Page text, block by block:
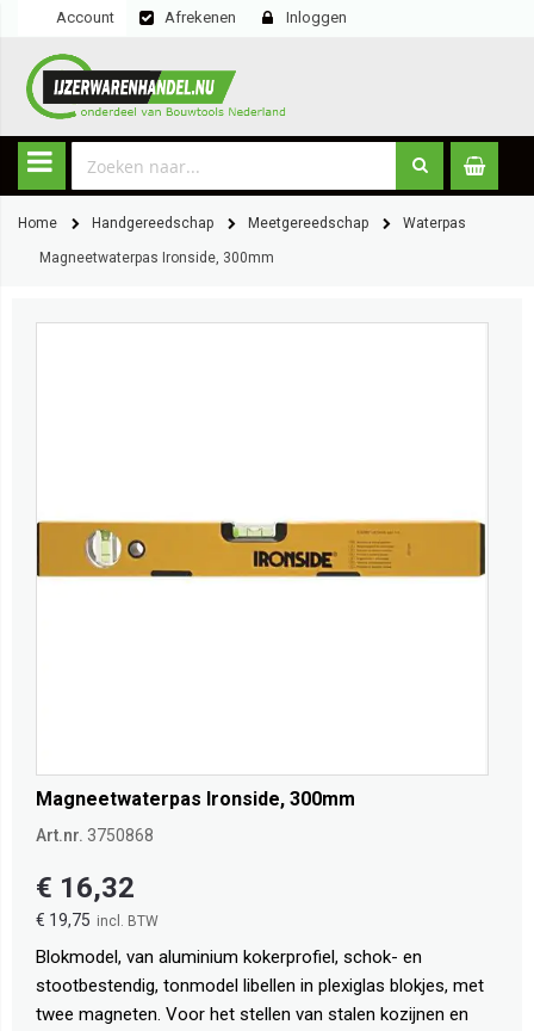
Account Afrekenen Inloggen
Home Handgereedschap Meetgereedschap Waterpas
Magneetwaterpas Ironside, 300mm
Magneetwaterpas Ironside, 300mm
Art.nr. 3750868
€ 19,75
€ 16,32
Blokmodel, van aluminium kokerprofiel, schok- en
stootbestendig, tonmodel libellen in plexiglas blokjes, met
twee magneten. Voor het stellen van stalen kozijnen en